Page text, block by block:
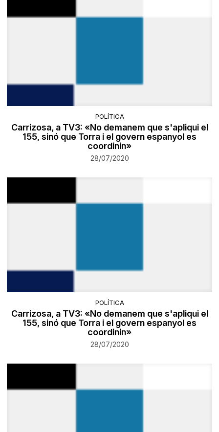
POLÍTICA
Carrizosa, a TV3: «No demanem que s'apliqui el
155, sinó que Torra i el govern espanyol es
coordinin»
28/07/2020
POLÍTICA
Carrizosa, a TV3: «No demanem que s'apliqui el
155, sinó que Torra i el govern espanyol es
coordinin»
28/07/2020